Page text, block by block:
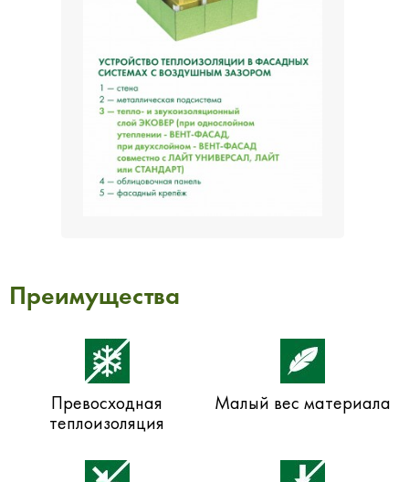
Преимущества
Превосходная
теплоизоляция
Малый вес материала